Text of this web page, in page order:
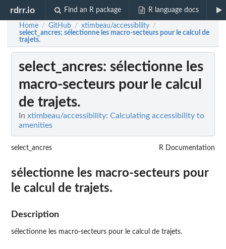
rdrr.io Find an R package R language docs
Home / GitHub / xtimbeau/accessibility /
select_ancres: sélectionne les macro-secteurs pour le calcul de
trajets.
select_ancres: sélectionne les
macro-secteurs pour le calcul
de trajets.
In xtimbeau/accessibility: Calculating accessibility to
amenities
select_ancres R Documentation
sélectionne les macro-secteurs pour
le calcul de trajets.
Description
sélectionne les macro-secteurs pour le calcul de trajets.